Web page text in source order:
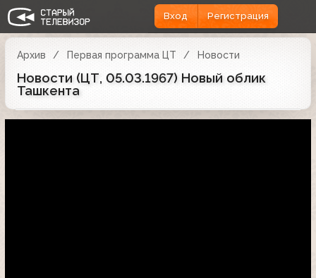
Вход Регистрация
Архив Первая программа ЦТ Новости
Новости (ЦТ, 05.03.1967) Новый облик
Ташкента